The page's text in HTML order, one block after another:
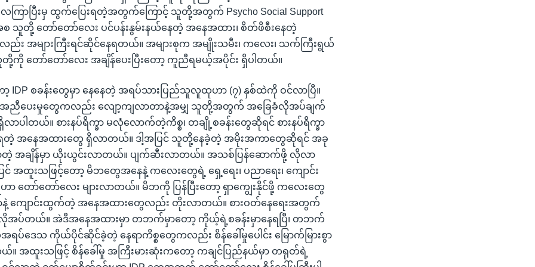
ြာပြီးမှ ထွက်ပြေးရတဲ့အတွက်ကြောင့် သူတို့အတွက် Psycho Social Support
သူတို့ တော်တော်လေး ပင်ပန်းနွမ်းနယ်နေတဲ့ အနေအထား၊ စိတ်ဖိစီးနေတဲ့
း အများကြီးရင်ဆိုင်နေရတယ်။ အများစုက အမျိုးသမီး၊ ကလေး၊ သက်ကြီးရွယ်
ကို တော်တော်လေး အချိန်ပေးပြီးတော့ ကူညီရမယ့်အပိုင်း ရှိပါတယ်။
IDP စခန်းတွေမှာ နေနေတဲ့ အရပ်သားပြည်သူလူထုဟာ (၇) နှစ်ထဲကို ဝင်လာပြီ။
ညီပေးမှုတွေကလည်း လျော့ကျလာတာနဲ့အမျှ သူတို့အတွက် အခြေခံလိုအပ်ချက်
လာပါတယ်။ စားနပ်ရိက္ခာ မလုံလောက်တဲ့ကိစ္စ၊ တချို့စခန်းတွေဆိုရင် စားနပ်ရိက္ခာ
တဲ့ အနေအထားတွေ ရှိလာတယ်။ ဒါ့အပြင် သူတို့နေခဲ့တဲ့ အမိုးအကာတွေဆိုရင် အခု
ာတဲ့ အချိန်မှာ ယိုးယွင်းလာတယ်။ ပျက်ဆီးလာတယ်။ အသစ်ပြန်ဆောက်ဖို့ လိုလာ
အထူးသဖြင့်တော့ မိဘတွေအနေနဲ့ ကလေးတွေရဲ့ ရှေ့ရေး၊ ပညာရေး၊ ကျောင်း
တော်တော်လေး များလာတယ်။ မိဘကို ပြန်ပြီးတော့ ရှာကျွေးနိုင်ဖို့ ကလေးတွေ
ကျောင်းထွက်တဲ့ အနေအထားတွေလည်း တိုးလာတယ်။ စားဝတ်နေရေးအတွက်
အပ်တယ်။ အဲဒီအနေအထားမှာ တဘက်မှာတော့ ကိုယ့်ရဲ့စခန်းမှာနေရပြီ၊ တဘက်
ပ်ဒေသ ကိုယ်ပိုင်ဆိုင်ခဲ့တဲ့ နေရာကိစ္စတွေကလည်း စိန်ခေါ်မှုပေါင်း မြောက်မြားစွာ
။ အထူးသဖြင့် စိန်ခေါ်မှု အကြီးမားဆုံးကတော့ ကချင်ပြည်နယ်မှာ တရုတ်ရဲ့